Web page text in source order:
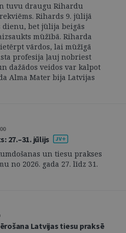
tuvu draugu Rihardu
Rihards 9. jūlijā
dienu, bet jūlija beigās
mūžībā. Riharda
vārdos, lai mūžīgā
profesija ļauj nobriest
dažādos veidos var kalpot
Alma Mater bija Latvijas
27.–31. jūlijs
un tiesu prakses
no 2026. gada 27. līdz 31.
Latvijas tiesu praksē